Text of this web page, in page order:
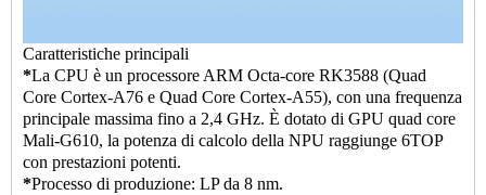
Caratteristiche principali
*La CPU è un processore ARM Octa-core RK3588 (Quad
Core Cortex-A76 e Quad Core Cortex-A55), con una frequenza
principale massima fino a 2,4 GHz. È dotato di GPU quad core
Mali-G610, la potenza di calcolo della NPU raggiunge 6TOP
con prestazioni potenti.
*Processo di produzione: LP da 8 nm.